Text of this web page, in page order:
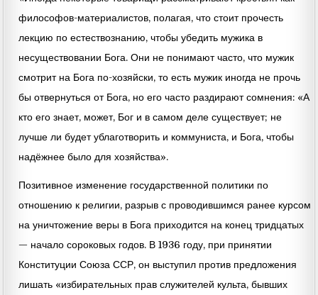
философов-материалистов, полагая, что стоит прочесть
лекцию по естествознанию, чтобы убедить мужика в
несуществовании Бога. Они не понимают часто, что мужик
смотрит на Бога по-хозяйски, то есть мужик иногда не прочь
бы отвернуться от Бога, но его часто раздирают сомнения: «А
кто его знает, может, Бог и в самом деле существует; не
лучше ли будет ублаготворить и коммуниста, и Бога, чтобы
надёжнее было для хозяйства».
Позитивное изменение государственной политики по
отношению к религии, разрыв с проводившимся ранее курсом
на уничтожение веры в Бога приходится на конец тридцатых
— начало сороковых годов. В 1936 году, при принятии
Конституции Союза ССР, он выступил против предложения
лишать «избирательных прав служителей культа, бывших